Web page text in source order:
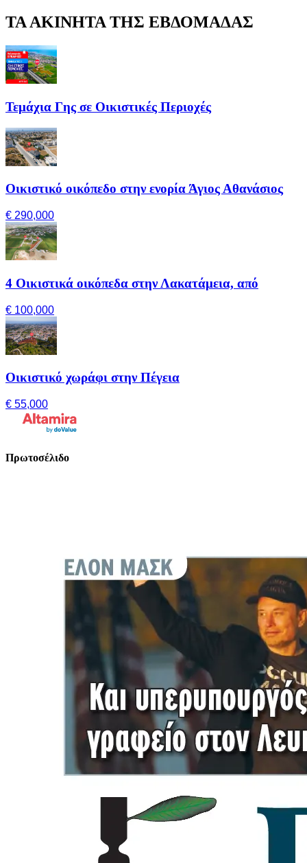
ΤΑ ΑΚΙΝΗΤΑ ΤΗΣ ΕΒΔΟΜΑΔΑΣ
Τεμάχια Γης σε Οικιστικές Περιοχές
Οικιστικό οικόπεδο στην ενορία Άγιος Αθανάσιος
€ 290,000
4 Οικιστικά οικόπεδα στην Λακατάμεια, από
€ 100,000
Οικιστικό χωράφι στην Πέγεια
€ 55,000
Πρωτοσέλιδο